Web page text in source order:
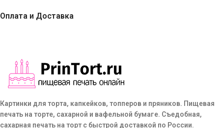
Оплата и Доставка
Картинки для торта, капкейков, топперов и пряников. Пищевая
печать на торте, сахарной и вафельной бумаге. Съедобная,
сахарная печать на торт с быстрой доставкой по России.